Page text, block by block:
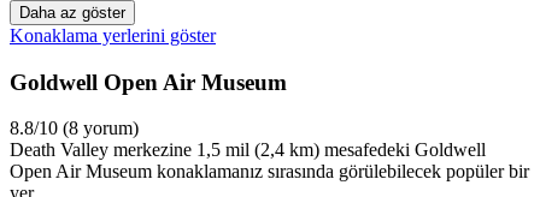
Daha az göster
Konaklama yerlerini göster
Goldwell Open Air Museum
8.8/10 (8 yorum)
Death Valley merkezine 1,5 mil (2,4 km) mesafedeki Goldwell
Open Air Museum konaklamanız sırasında görülebilecek popüler bir